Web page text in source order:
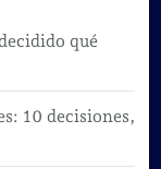
qué
10 decisiones,